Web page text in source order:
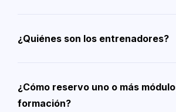
¿Quiénes son los entrenadores?
¿Cómo reservo uno o más
formación?